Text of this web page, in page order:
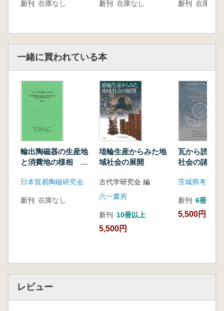
新刊 在庫なし 新刊 在庫なし 新刊 在庫なし
一緒に買われている本
輸出陶磁器の生産地
と消費地の様相 近
日本貿易陶磁研究会
新刊 在庫なし
埴輪生産からみた地
域社会の展開
古代学研究会 編
六一書房
新刊 10冊以上
5,500円
瓦から読み
社会の諸相
茨城県考古学
新刊 6冊
5,500円
レビュー